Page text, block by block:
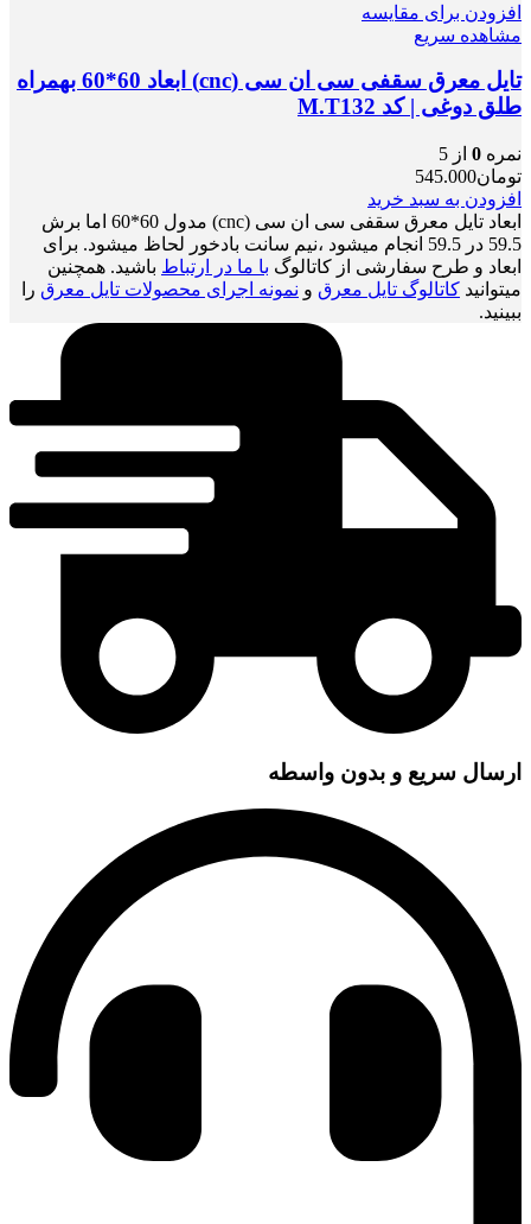
افزودن برای مقایسه
مشاهده سریع
تایل معرق سقفی سی ان سی (cnc) ابعاد 60*60 بهمراه
طلق دوغی | کد M.T132
نمره 0 از 5
تومان545.000
افزودن به سبد خرید
ابعاد تایل معرق سقفی سی ان سی (cnc) مدول 60*60 اما برش
59.5 در 59.5 انجام میشود ،نیم سانت بادخور لحاظ میشود. برای
ابعاد و طرح سفارشی از کاتالوگ با ما در ارتباط باشید. همچنین
میتوانید کاتالوگ تایل معرق و نمونه اجرای محصولات تایل معرق را
ببینید.
ارسال سریع و بدون واسطه